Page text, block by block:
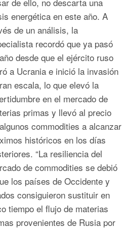
energética en este año. A
de un análisis, la
recordó que ya pasó
desde que el ejército ruso
a Ucrania e inició la invasión
escala, lo que elevó la
en el mercado de
primas y llevó al precio
commodities a alcanzar
históricos en los días
“La resiliencia del
de commodities se debió
los países de Occidente y
consiguieron sustituir en
tiempo el flujo de materias
provenientes de Rusia por